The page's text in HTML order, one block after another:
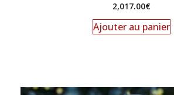
2,017.00€
Ajouter au panier